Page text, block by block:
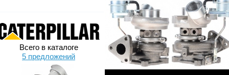
Всего в каталоге
5 предложений